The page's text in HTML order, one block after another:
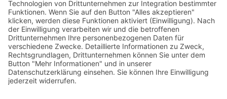
BENUTZERANMELDUNG